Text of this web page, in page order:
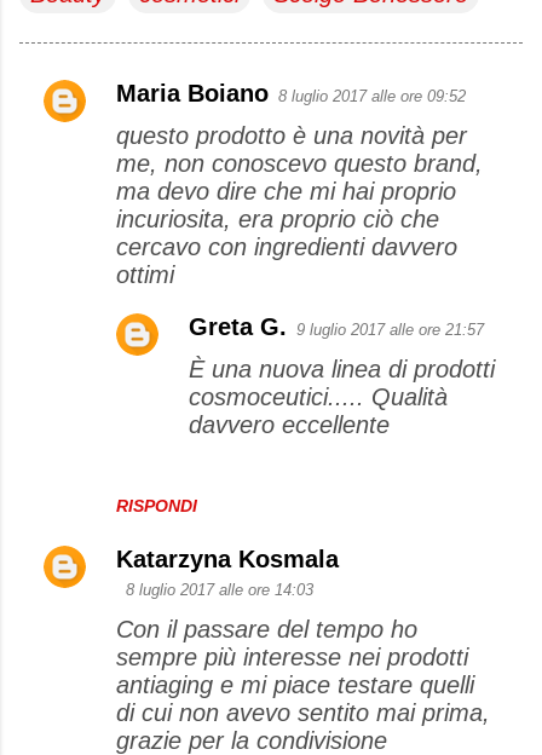
C
Maria Boiano 8 luglio 2017 alle ore 09:52
questo prodotto è una novità per
me, non conoscevo questo brand,
ma devo dire che mi hai proprio
incuriosita, era proprio ciò che
cercavo con ingredienti davvero
ottimi
RISPONDI
Greta G. 9 luglio 2017 alle ore 21:57
È una nuova linea di prodotti
cosmoceutici..... Qualità
davvero eccellente
Katarzyna Kosmala
8 luglio 2017 alle ore 14:03
Con il passare del tempo ho
sempre più interesse nei prodotti
antiaging e mi piace testare quelli
di cui non avevo sentito mai prima,
grazie per la condivisione